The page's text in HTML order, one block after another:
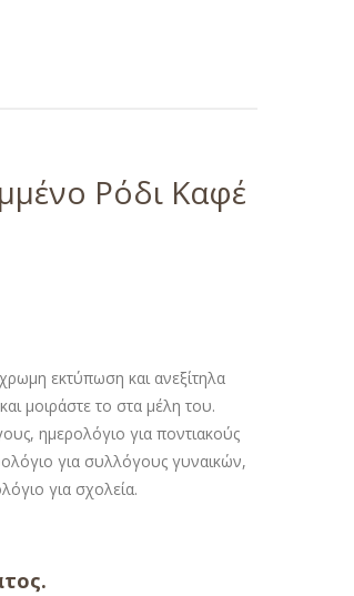
Ρόδι Καφέ
εκτύπωση και ανεξίτηλα
μοιράστε το στα μέλη του.
ημερολόγιο για ποντιακούς
για συλλόγους γυναικών,
για σχολεία.